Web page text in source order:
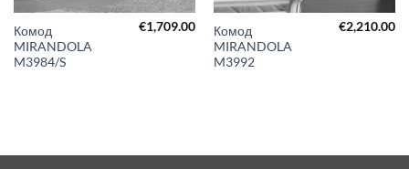
Комод
MIRANDOLA
M3984/S
€1,709.00
Комод
MIRANDOLA
M3992
€2,210.00